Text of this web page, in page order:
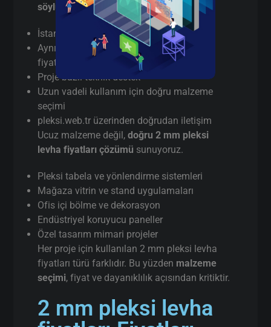
söylüyorum:
İstanbul’da gerçek üretici(aracı değil)
Aynı gün / hızlı terminli 2 mm pleksi levha
fiyatları kesim
Proje bazlı teknik destek
Uzun vadeli kullanım için doğru malzeme
seçimi
pleksi.web.tr üzerinden doğrudan iletişim
Ucuz malzeme değil,doğru 2 mm pleksi
levha fiyatları çözümü sunuyoruz.
Pleksi tabela ve yönlendirme sistemleri
Mağaza vitrin ve stand uygulamaları
Ofis içi bölme ve dekorasyon
Endüstriyel koruyucu paneller
Özel tasarım mimari projeler
Her proje için kullanılan 2 mm pleksi levha
fiyatları türü farklıdır. Bu yüzden malzeme
seçimi, fiyat ve dayanıklılık açısından kritiktir.
2 mm pleksi levha